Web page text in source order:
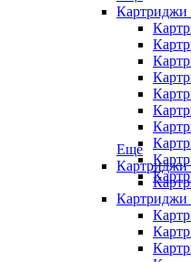
Картриджи
Еще
Картриджи
Картриджи